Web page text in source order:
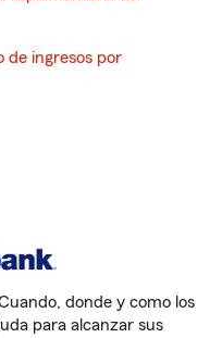
de ingresos por
donde y como los
para alcanzar sus